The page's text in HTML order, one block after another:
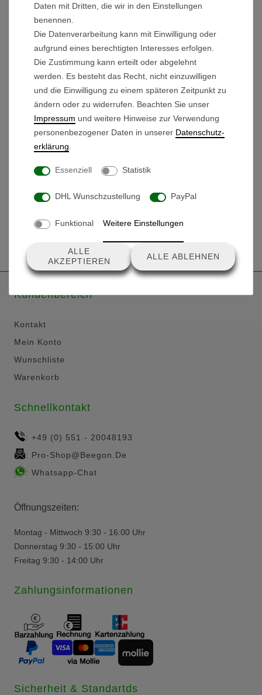
Verlängerungskabel
Produkte, die dir auch gefallen könnten
Antriebsachse Typ 2
Kundenbereich
Kontakt
Mein Konto
Wunschliste
Warenkorb
Schnellkontakt
: +49 (0) 551 - 20048193
: Pro-Shop@beegon.de
: Whatsapp-Chat
Öffnungszeiten:
Montag - Mittwoch 9:30 - 16:00 Uhr
Donnerstag 9:30 - 15:00 Uhr
Freitag 9:30 - 14:00 Uhr
Zahlungsinformationen
Sicherheit & Standartds
Daten mit Dritten, die wir in den Einstellungen
benennen.
Die Datenverarbeitung kann mit Einwilligung oder
aufgrund eines berechtigten Interesses erfolgen.
Die Zustimmung kann erteilt oder abgelehnt
werden. Es besteht das Recht, nicht einzuwilligen
und die Einwilligung zu einem späteren Zeitpunkt zu
ändern oder zu widerrufen. Beachten Sie unser
Impressum und weitere Hinweise zur Verwendung
personenbezogener Daten in unserer Daten­schutz­
erklärung
Essenziell Statistik
DHL Wunschzustellung PayPal
Funktional Weitere Einstellungen
ALLE
AKZEPTIEREN
ALLE ABLEHNEN